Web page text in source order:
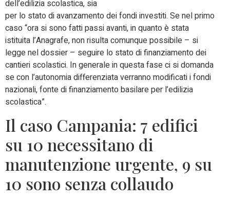
dell’edilizia scolastica, sia
per lo stato di avanzamento dei fondi investiti. Se nel primo
caso “ora si sono fatti passi avanti, in quanto è stata
istituita l’Anagrafe, non risulta comunque possibile – si
legge nel dossier – seguire lo stato di finanziamento dei
cantieri scolastici. In generale in questa fase ci si domanda
se con l’autonomia differenziata verranno modificati i fondi
nazionali, fonte di finanziamento basilare per l’edilizia
scolastica”.
Il caso Campania: 7 edifici
su 10 necessitano di
manutenzione urgente, 9 su
10 sono senza collaudo